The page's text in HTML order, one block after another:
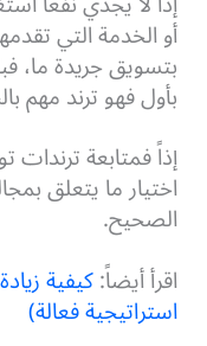
أو الخدمة التي
بتسويق جريدة ما،
بأول فهو ترند مهم
إذاً فمتابعة
اختيار ما يتعلق
الصحيح.
اقرأ أيضاً:
استراتيجية فعالة)